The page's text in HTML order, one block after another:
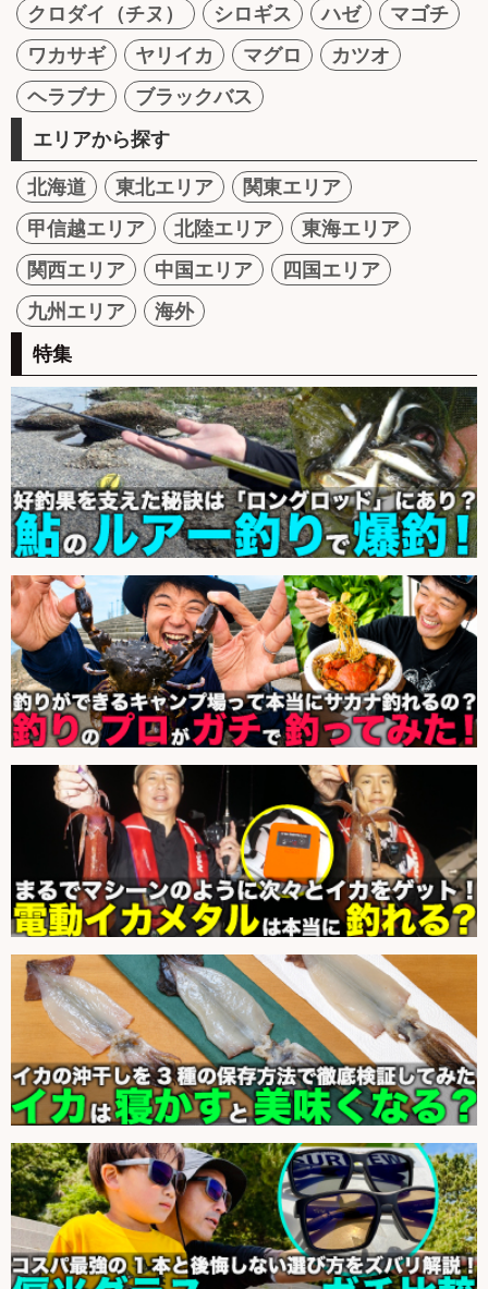
クロダイ（チヌ）
シロギス ハゼ
マゴチ
ワカサギ
ヤリイカ マグロ
カツオ
ヘラブナ
ブラックバス
エリアから探す
北海道 東北エリア
関東エリア
甲信越エリア
北陸エリア
東海エリア
関西エリア
中国エリア
四国エリア
九州エリア
海外
特集